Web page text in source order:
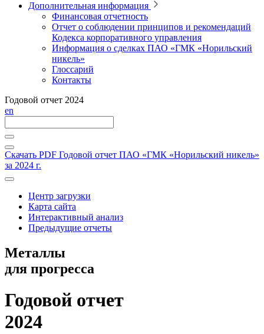
Дополнительная информация
Финансовая отчетность
Отчет о соблюдении принципов и рекомендаций
Кодекса корпоративного управления
Информация о сделках ПАО «ГМК «Норильский
никель»
Глоссарий
Контакты
Годовой отчет 2024
en
Скачать PDF Годовой отчет ПАО «ГМК «Норильский никель»
за 2024 г.
Центр загрузки
Карта сайта
Интерактивный анализ
Предыдущие отчеты
Металлы
для прогресса
Годовой отчет
2024